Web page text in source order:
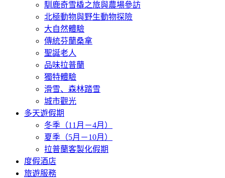
馴鹿奇雪橇之旅與農場參訪
北極動物與野生動物探險
大自然體驗
傳統芬蘭桑拿
聖誕老人
品味拉普蘭
獨特體驗
滑雪、森林踏雪
城市觀光
多天遊假期
冬季（11月－4月）
夏季（5月－10月）
拉普蘭客製化假期
度假酒店
旅遊服務